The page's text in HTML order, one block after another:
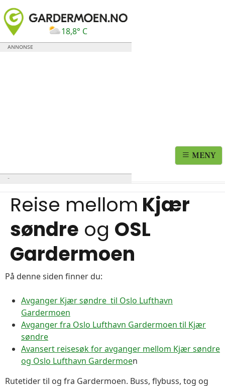
18,8° C
MENY
Reise mellom Kjær
søndre og OSL
Gardermoen
På denne siden finner du:
Avganger Kjær søndre til Oslo Lufthavn
Gardermoen
Avganger fra Oslo Lufthavn Gardermoen til Kjær
søndre
Avansert reisesøk for avganger mellom Kjær søndre
og Oslo Lufthavn Gardermoen
Rutetider til og fra Gardermoen. Buss, flybuss, tog og